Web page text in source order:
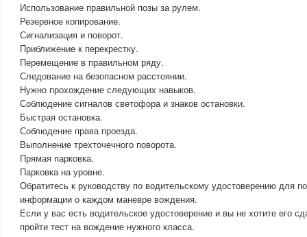
Использование правильной позы за рулем.
Резервное копирование.
Сигнализация и поворот.
Приближение к перекрестку.
Перемещение в правильном ряду.
Следование на безопасном расстоянии.
Нужно прохождение следующих навыков.
Соблюдение сигналов светофора и знаков остановки.
Быстрая остановка.
Соблюдение права проезда.
Выполнение трехточечного поворота.
Прямая парковка.
Парковка на уровне.
Обратитесь к руководству по водительскому удостоверению для
информации о каждом маневре вождения.
Если у вас есть водительское удостоверение и вы не хотите его
пройти тест на вождение нужного класса.